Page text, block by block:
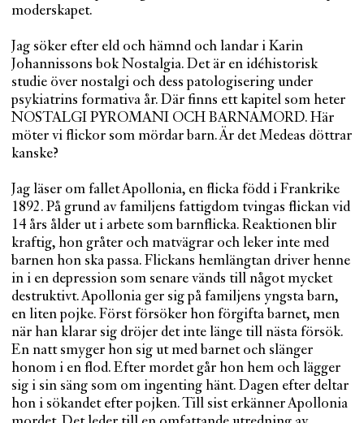
moderskapet.
Jag söker efter eld och hämnd och landar i Karin
Johannissons bok Nostalgia. Det är en idéhistorisk
studie över nostalgi och dess patologisering under
psykiatrins formativa år. Där finns ett kapitel som heter
NOSTALGI PYROMANI OCH BARNAMORD. Här
möter vi flickor som mördar barn. Är det Medeas döttrar
kanske?
Jag läser om fallet Apollonia, en flicka född i Frankrike
1892. På grund av familjens fattigdom tvingas flickan vid
14 års ålder ut i arbete som barnflicka. Reaktionen blir
kraftig, hon gråter och matvägrar och leker inte med
barnen hon ska passa. Flickans hemlängtan driver henne
in i en depression som senare vänds till något mycket
destruktivt. Apollonia ger sig på familjens yngsta barn,
en liten pojke. Först försöker hon förgifta barnet, men
när han klarar sig dröjer det inte länge till nästa försök.
En natt smyger hon sig ut med barnet och slänger
honom i en flod. Efter mordet går hon hem och lägger
sig i sin säng som om ingenting hänt. Dagen efter deltar
hon i sökandet efter pojken. Till sist erkänner Apollonia